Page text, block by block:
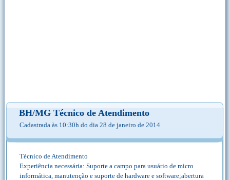
BH/MG Técnico de Atendimento
Cadastrada às 10:30h do dia 28 de janeiro de 2014
Técnico de Atendimento
Experiência necessária: Suporte a campo para usuário de micro
informática, manutenção e suporte de hardware e software;abertura